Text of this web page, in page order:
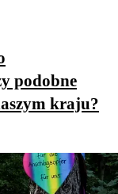
podobne
kraju?